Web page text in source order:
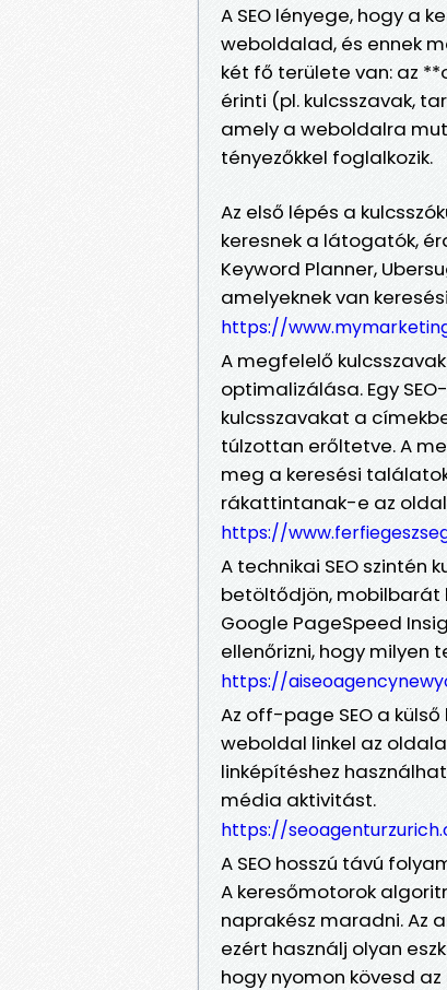
A SEO lényege, hogy a
weboldalad, és ennek
két fő területe van: az
érinti (pl. kulcsszavak,
amely a weboldalra
tényezőkkel foglalkozik.
Az első lépés a
keresnek a látogatók,
Keyword Planner,
amelyeknek van
https://
A megfelelő
optimalizálása. Egy
kulcsszavakat a
túlzottan erőltetve. A
meg a keresési
rákattintanak-e az
https://
A technikai SEO
betöltődjön, mobilbarát
Google PageSpeed
ellenőrizni, hogy milyen
https://
Az off-page SEO a
weboldal linkel az
linképítéshez
média aktivitást.
https://
A SEO hosszú távú
A keresőmotorok
naprakész maradni. Az
ezért használj olyan
hogy nyomon kövesd